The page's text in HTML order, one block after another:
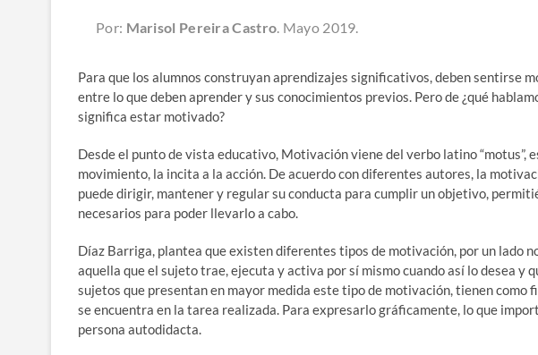
Por: Marisol Pereira Castro. Mayo 2019.
Para que los alumnos construyan aprendizajes significativos, deben sentirse
entre lo que deben aprender y sus conocimientos previos. Pero de ¿qué
significa estar motivado?
Desde el punto de vista educativo, Motivación viene del verbo latino “motus”,
movimiento, la incita a la acción. De acuerdo con diferentes autores, la
puede dirigir, mantener y regular su conducta para cumplir un objetivo,
necesarios para poder llevarlo a cabo.
Díaz Barriga, plantea que existen diferentes tipos de motivación, por un lado
aquella que el sujeto trae, ejecuta y activa por sí mismo cuando así lo desea y
sujetos que presentan en mayor medida este tipo de motivación, tienen como
se encuentra en la tarea realizada. Para expresarlo gráficamente, lo que
persona autodidacta.